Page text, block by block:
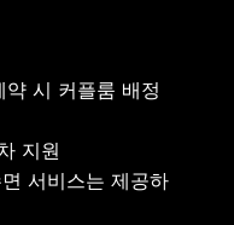
시 커플룸 배정
지원
서비스는 제공하